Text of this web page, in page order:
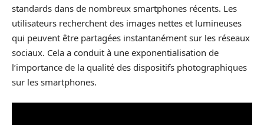
standards dans de nombreux smartphones récents. Les
utilisateurs recherchent des images nettes et lumineuses
qui peuvent être partagées instantanément sur les réseaux
sociaux. Cela a conduit à une exponentialisation de
l’importance de la qualité des dispositifs photographiques
sur les smartphones.